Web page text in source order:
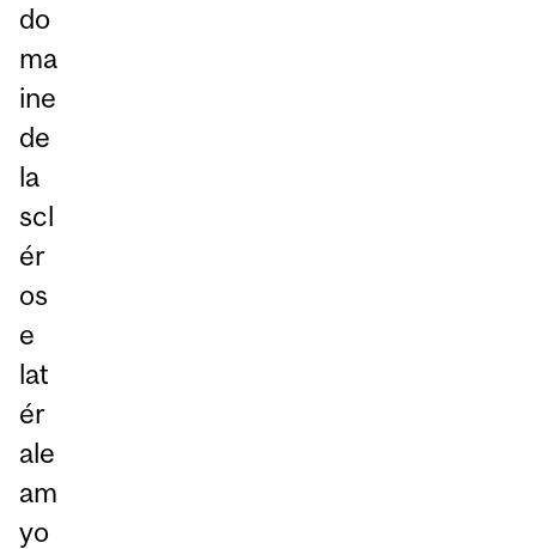
do
ma
ine
de
la
scl
ér
os
e
lat
ér
ale
am
yo